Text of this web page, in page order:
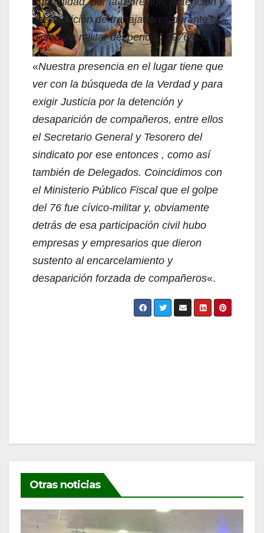
desaparición de trabajadores durante la
dictadura militar del periodo 1976/83»
«Nuestra presencia en el lugar tiene que
ver con la búsqueda de la Verdad y para
exigir Justicia por la detención y
desaparición de compañeros, entre ellos
el Secretario General y Tesorero del
sindicato por ese entonces , como así
también de Delegados. Coincidimos con
el Ministerio Público Fiscal que el golpe
del 76 fue cívico-militar y, obviamente
detrás de esa participación civil hubo
empresas y empresarios que dieron
sustento al encarcelamiento y
desaparición forzada de compañeros«.
Otras noticias